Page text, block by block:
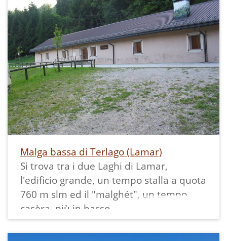
Malga bassa di Terlago (Lamar)
Si trova tra i due Laghi di Lamar,
l'edificio grande, un tempo stalla a quota
760 m slm ed il "malghét", un tempo
casèra, più in basso.
La malga bassa di Terlago veniva un
tempo usata dagli allevatori di Terlago